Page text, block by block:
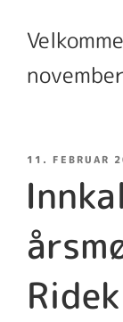
PUBLISERT
11. FEBRUAR